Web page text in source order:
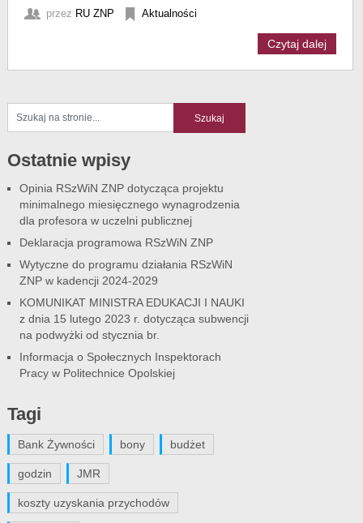
przez RU ZNP Aktualności
Czytaj dalej
Ostatnie wpisy
Opinia RSzWiN ZNP dotycząca projektu
minimalnego miesięcznego wynagrodzenia
dla profesora w uczelni publicznej
Deklaracja programowa RSzWiN ZNP
Wytyczne do programu działania RSzWiN
ZNP w kadencji 2024-2029
KOMUNIKAT MINISTRA EDUKACJI I NAUKI
z dnia 15 lutego 2023 r. dotycząca subwencji
na podwyżki od stycznia br.
Informacja o Społecznych Inspektorach
Pracy w Politechnice Opolskiej
Tagi
Bank Żywności bony budżet
godzin JMR
koszty uzyskania przychodów